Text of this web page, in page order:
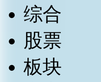
综合
股票
板块